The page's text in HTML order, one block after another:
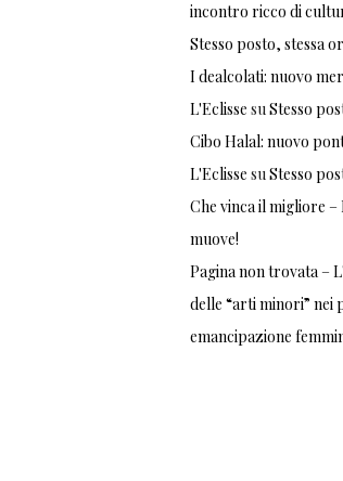
incontro ricco di
Stesso posto, stessa
I dealcolati: nuovo
L'Eclisse suStesso
Cibo Halal: nuovo
L'Eclisse suStesso
Che vinca il migliore –
muove!
Pagina non trovata –
delle “arti minori” nei
emancipazione